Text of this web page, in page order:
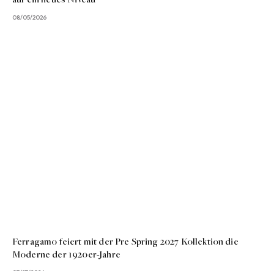
08/05/2026
Ferragamo feiert mit der Pre Spring 2027 Kollektion die
Moderne der 1920er-Jahre